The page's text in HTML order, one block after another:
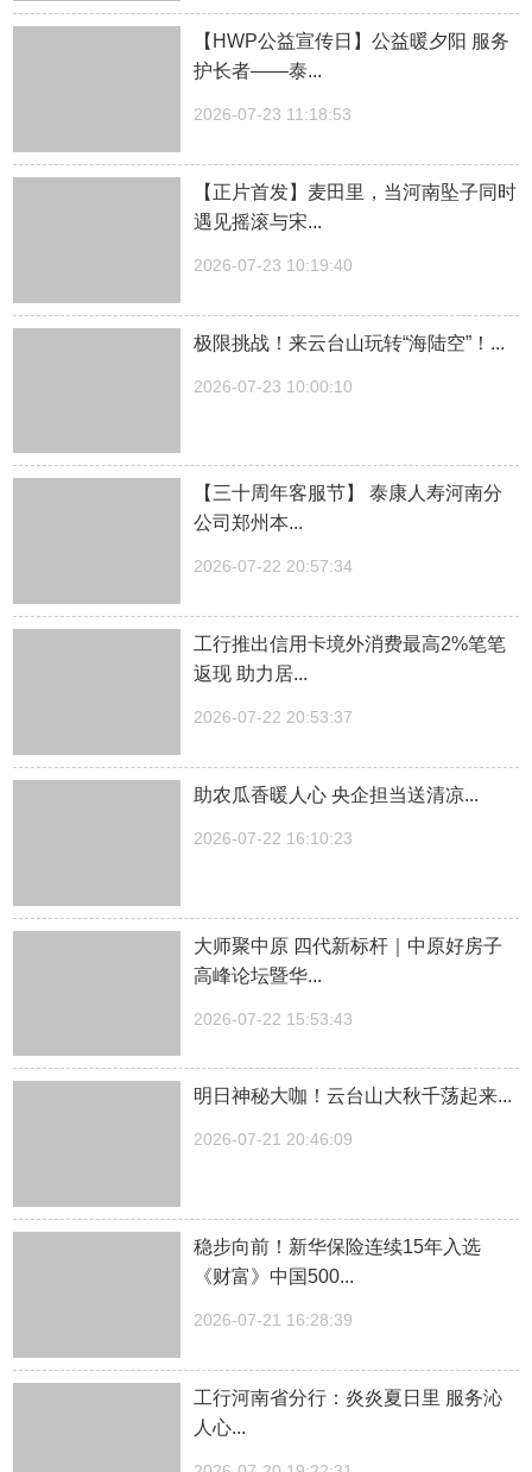
【HWP公益宣传日】公益暖夕阳 服务
护长者——泰...
2026-07-23 11:18:53
【正片首发】麦田里，当河南坠子同时
遇见摇滚与宋...
2026-07-23 10:19:40
极限挑战！来云台山玩转“海陆空”！...
2026-07-23 10:00:10
【三十周年客服节】 泰康人寿河南分
公司郑州本...
2026-07-22 20:57:34
工行推出信用卡境外消费最高2%笔笔
返现 助力居...
2026-07-22 20:53:37
助农瓜香暖人心 央企担当送清凉...
2026-07-22 16:10:23
大师聚中原 四代新标杆｜中原好房子
高峰论坛暨华...
2026-07-22 15:53:43
明日神秘大咖！云台山大秋千荡起来...
2026-07-21 20:46:09
稳步向前！新华保险连续15年入选
《财富》中国500...
2026-07-21 16:28:39
工行河南省分行：炎炎夏日里 服务沁
人心...